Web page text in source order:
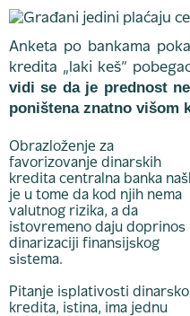
Anketa po bankama
kredita „laki keš”
vidi se da je prednost
poništena znatno višom
Obrazloženje za
favorizovanje dinarskih
kredita centralna banka
je u tome da kod njih nema
valutnog rizika, a da
istovremeno daju doprinos
dinarizaciji finansijskog
sistema.
Pitanje isplativosti
kredita, istina, ima jednu